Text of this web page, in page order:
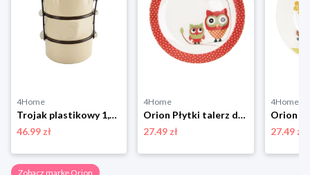
4Home
Trojak plastikowy 1,5 l, Orion
46.99 zł
4Home
Orion Płytki talerz dziecięcy Sowa, 21 cm
27.49 zł
4Home
27.49 zł
Zobacz markę Orion